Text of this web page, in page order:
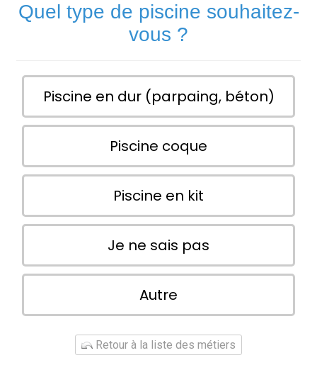
Quel type de piscine souhaitez-
vous ?
Piscine en dur (parpaing, béton)
Piscine coque
Piscine en kit
Je ne sais pas
Autre
Retour à la liste des métiers